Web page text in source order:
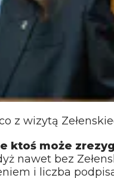
z wizytą
ktoś może
nawet bez
i liczba